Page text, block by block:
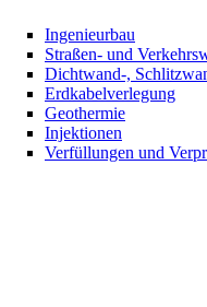
Ingenieurbau
Straßen- und
Dichtwand-,
Erdkabelverlegung
Geothermie
Injektionen
Verfüllungen und